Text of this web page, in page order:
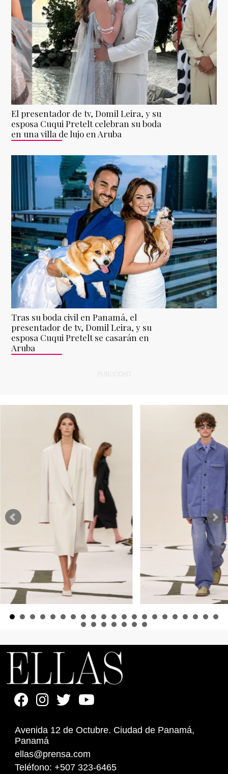
El presentador de tv, Domil Leira, y su
esposa Cuqui Pretelt celebran su boda
en una villa de lujo en Aruba
Tras su boda civil en Panamá, el
presentador de tv, Domil Leira, y su
esposa Cuqui Pretelt se casarán en
Aruba
PUBLICIDAD
Avenida 12 de Octubre. Ciudad de Panamá,
Panamá
ellas@prensa.com
Teléfono: +507 323-6465